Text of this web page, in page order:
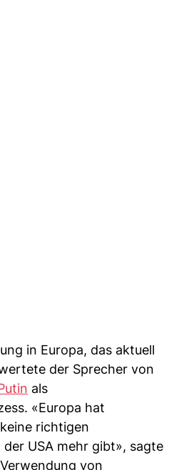
in Europa, das aktuell
der Sprecher von
als
«Europa hat
richtigen
USA mehr gibt», sagte
von